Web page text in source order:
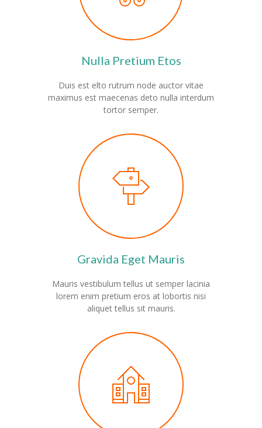
-- Förderverein
-- Schultextilien
-- Übergänge/Schulanmeldung
---- Kita/Grundschule
---- Weiterführende Schule
-- IServ Login
-- Datenschutz
-- Schulferien
-- Bildungsregion Kreis Soest
-- Praktikum
-- Impressum
Kinderseiten
-- Anton App
-- Klexikon
Nulla Pretium Etos
Duis est elto rutrum node auctor vitae
maximus est maecenas deto nulla interdum
tortor semper.
Gravida Eget Mauris
Mauris vestibulum tellus ut semper lacinia
lorem enim pretium eros at lobortis nisi
aliquet tellus sit mauris.